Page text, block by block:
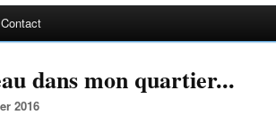
Contact
dans mon quartier...
2016